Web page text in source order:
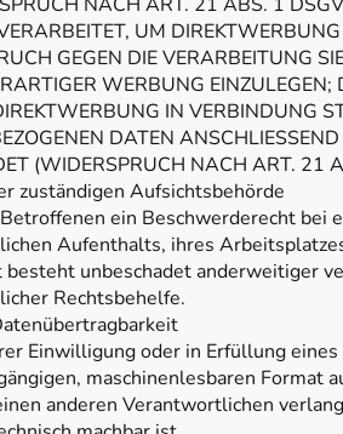
UM
GEGEN DIE VERARBEITUNG
WERBUNG EINZULEGEN;
IN VERBINDUNG
DATEN
(WIDERSPRUCH NACH ART. 21
zuständigen Aufsichts­behörde
ein Beschwerderecht bei
Aufenthalts, ihres
unbeschadet anderweitiger
Rechtsbehelfe.
Einwilligung oder in Erfüllung
maschinenlesbaren Format
anderen Verantwortlichen